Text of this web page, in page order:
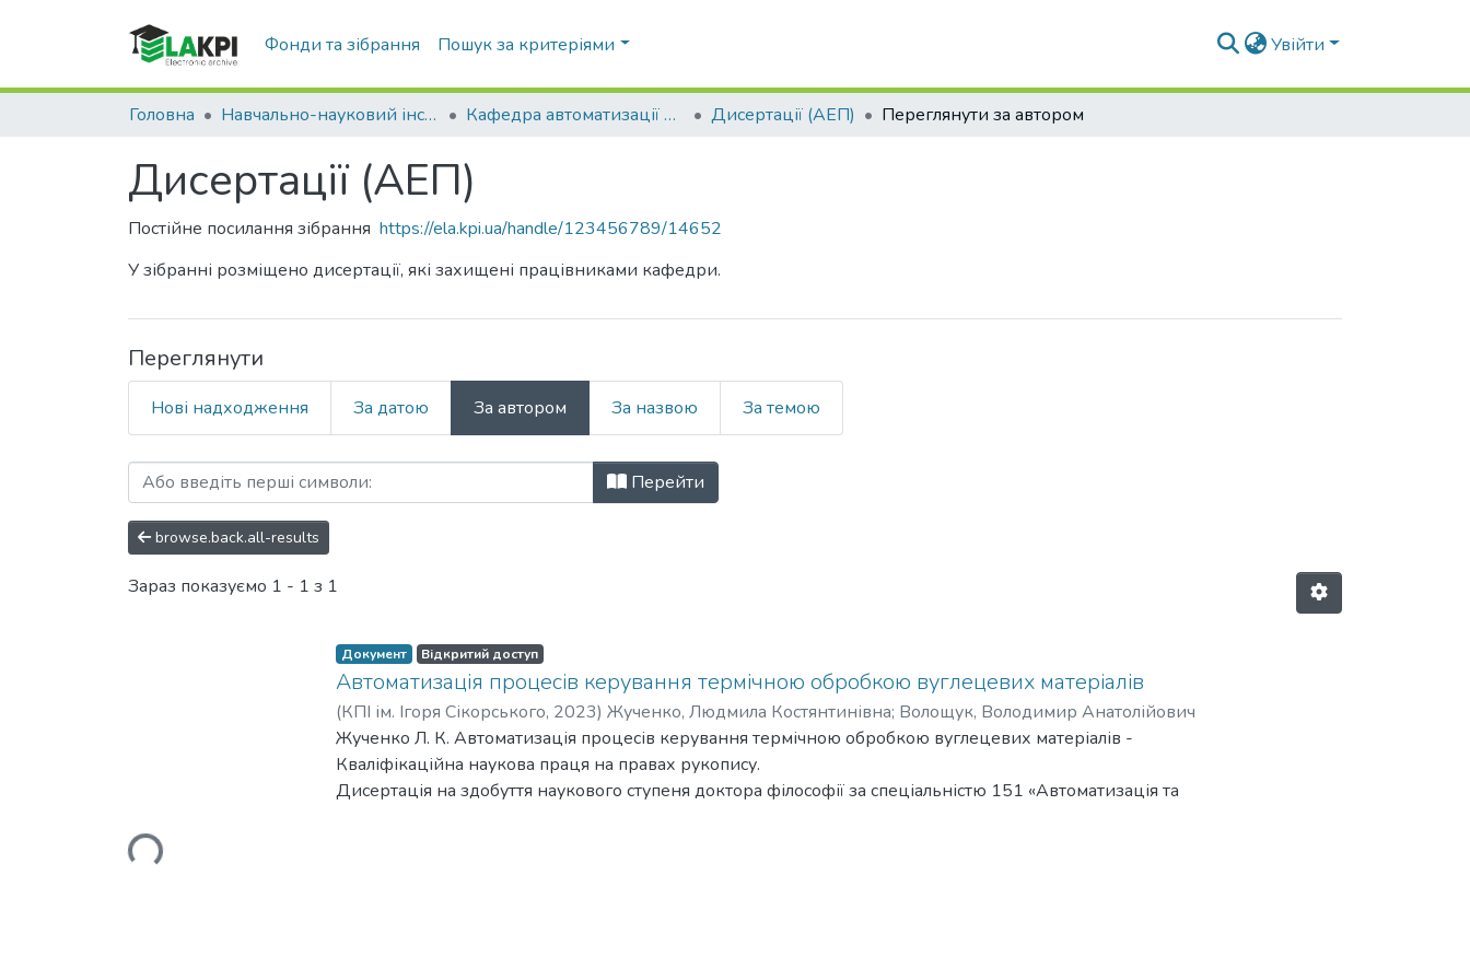
Фонди та зібрання Пошук за критеріями Увійти
Головна Навчально-науковий інститут атомної та теплової енергетики (НН ІАТЕ) Кафедра автоматизації енергетичних процесів (АЕП) Дисертації (АЕП) Переглянути за автором
Дисертації (АЕП)
Постійне посилання зібрання https://ela.kpi.ua/handle/123456789/14652
У зібранні розміщено дисертації, які захищені працівниками кафедри.
Переглянути
Нові надходження За датою За автором За назвою За темою
Перегляд Дисертації (АЕП) за Автор "Жученко, Людмила Костянтинівна"
Перейти
browse.back.all-results
Зараз показуємо 1 - 1 з 1
Вантажиться...
Документ Відкритий доступ
Автоматизація процесів керування термічною обробкою вуглецевих матеріалів
(КПІ ім. Ігоря Сікорського, 2023) Жученко, Людмила Костянтинівна; Волощук, Володимир Анатолійович
Жученко Л. К. Автоматизація процесів керування термічною обробкою вуглецевих матеріалів -
Кваліфікаційна наукова праця на правах рукопису.
Дисертація на здобуття наукового ступеня доктора філософії за спеціальністю 151 «Автоматизація та